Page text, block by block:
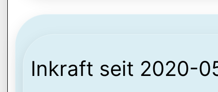
Inkraft seit 2020-